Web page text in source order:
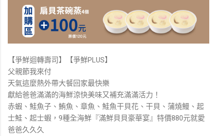
【爭鮮迴轉壽司】【爭鮮PLUS】
父親節我來付
天氣這麼熱外帶大餐回家最快樂
獻給爸爸滿滿的海鮮涼快美味又補充滿滿活力！
赤蝦、鮭魚子、鮪魚、章魚、鮭魚干貝花、干貝、蒲燒鰻、起
士鮭、起士蝦，9種全海鮮『滿鮮貝貝豪華宴』特價880元就愛
爸爸久久久